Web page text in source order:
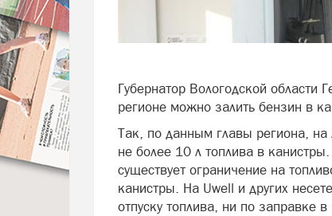
Губернатор Вологодской области
регионе можно залить бензин в
Так, по данным главы региона, на
не более 10 л топлива в
существует ограничение на
канистры. На Uwell и других
отпуску топлива, ни по заправке